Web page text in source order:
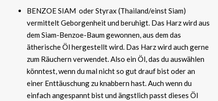
BENZOE SIAM oder Styrax (Thailand/einst Siam)
vermittelt Geborgenheit und beruhigt. Das Harz wird aus
dem Siam-Benzoe-Baum gewonnen, aus dem das
ätherische Öl hergestellt wird. Das Harz wird auch gerne
zum Räuchern verwendet. Also ein Öl, das du auswählen
könntest, wenn du mal nicht so gut drauf bist oder an
einer Enttäuschung zu knabbern hast. Auch wenn du
einfach angespannt bist und ängstlich passt dieses Öl